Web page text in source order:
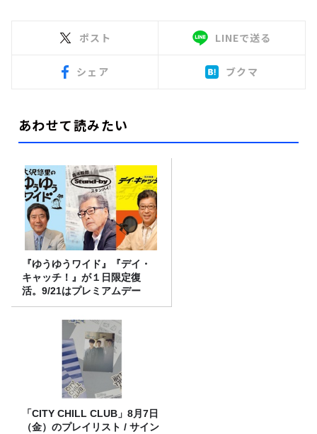
ポスト LINEで送る
シェア ブクマ
あわせて読みたい
『ゆうゆうワイド』『デイ・
キャッチ！』が１日限定復
活。9/21はプレミアムデー
「CITY CHILL CLUB」8月7日
（金）のプレイリスト / サイン